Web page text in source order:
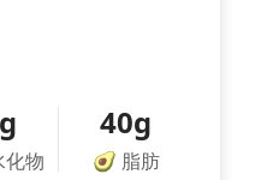
化物
40g
🥑 脂肪